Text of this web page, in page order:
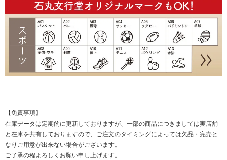
【免責事項】
在庫データは定期的に更新しておりますが、一部の商品につきましては実店舗
と在庫を共有しておりますので、ご注文のタイミングによっては欠品・完売と
なりご用意が出来ない場合がございます。
ご了承の程よろしくお願い申し上げます。